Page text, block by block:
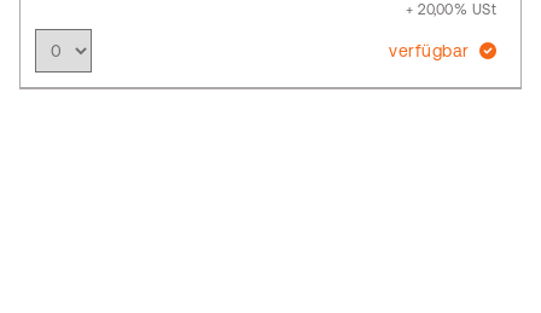
+ 20,00% USt
verfügbar